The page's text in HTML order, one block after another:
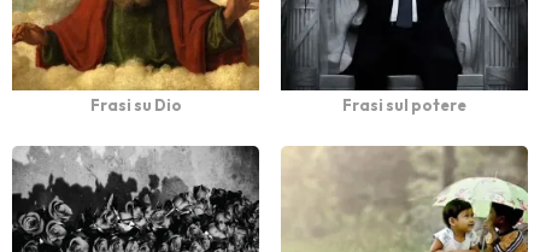
Frasi su Dio Frasi sul potere